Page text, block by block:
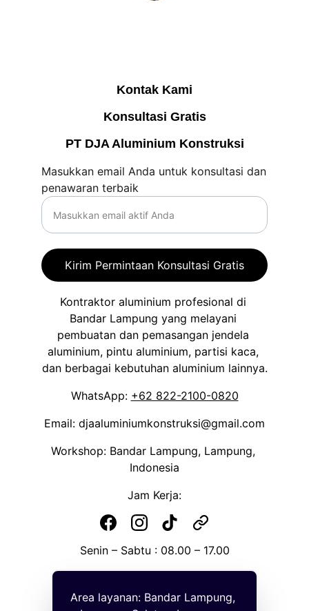
Kontak Kami
Konsultasi Gratis
Masukkan email Anda untuk konsultasi dan
penawaran terbaik
Kirim Permintaan Konsultasi Gratis
Kontraktor aluminium profesional di
Bandar Lampung yang melayani
pembuatan dan pemasangan jendela
aluminium, pintu aluminium, partisi kaca,
dan berbagai kebutuhan aluminium lainnya.
WhatsApp: +62 822-2100-0820
Email: djaaluminiumkonstruksi@gmail.com
Workshop: Bandar Lampung, Lampung,
Indonesia
Jam Kerja:
Senin – Sabtu : 08.00 – 17.00
Area layanan: Bandar Lampung,
PT DJA Aluminium Konstruksi